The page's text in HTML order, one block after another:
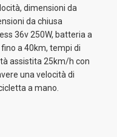
dimensioni da
da chiusa
36v 250W, batteria a
a 40km, tempi di
assistita 25km/h con
una velocità di
a mano.